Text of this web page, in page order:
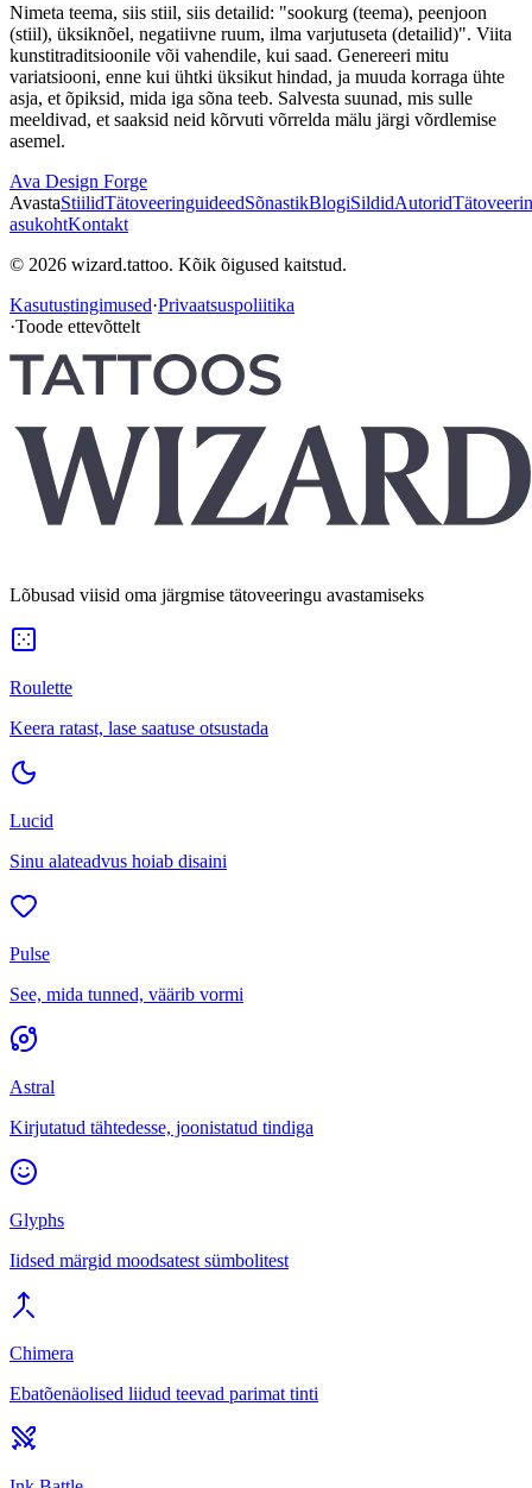
Nimeta teema, siis stiil, siis detailid: "sookurg (teema), peenjoon
(stiil), üksiknõel, negatiivne ruum, ilma varjutuseta (detailid)". Viita
kunstitraditsioonile või vahendile, kui saad. Genereeri mitu
variatsiooni, enne kui ühtki üksikut hindad, ja muuda korraga ühte
asja, et õpiksid, mida iga sõna teeb. Salvesta suunad, mis sulle
meeldivad, et saaksid neid kõrvuti võrrelda mälu järgi võrdlemise
asemel.
Ava Design Forge
AvastaStiilidTätoveeringuideedSõnastikBlogiSildidAutorid
asukohtKontakt
© 2026 wizard.tattoo. Kõik õigused kaitstud.
Kasutustingimused·Privaatsuspoliitika
·Toode ettevõttelt
Lõbusad viisid oma järgmise tätoveeringu avastamiseks
Roulette
Keera ratast, lase saatuse otsustada
Lucid
Sinu alateadvus hoiab disaini
Pulse
See, mida tunned, väärib vormi
Astral
Kirjutatud tähtedesse, joonistatud tindiga
Glyphs
Iidsed märgid moodsatest sümbolitest
Chimera
Ebatõenäolised liidud teevad parimat tinti